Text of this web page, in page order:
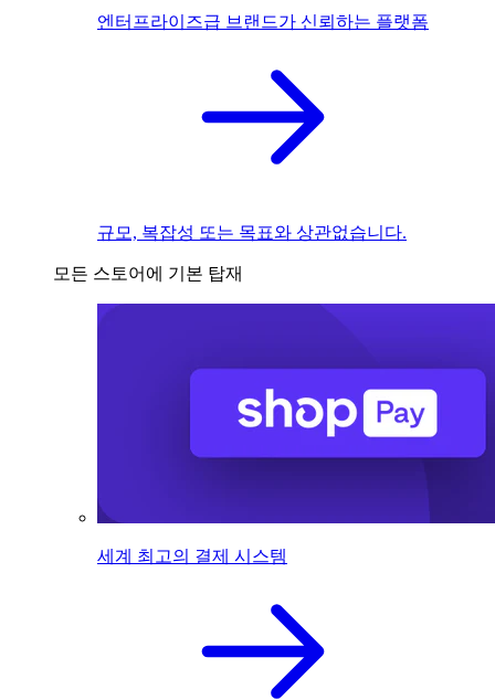
엔터프라이즈급 브랜드가 신뢰하는 플랫폼
규모, 복잡성 또는 목표와 상관없습니다.
모든 스토어에 기본 탑재
세계 최고의 결제 시스템